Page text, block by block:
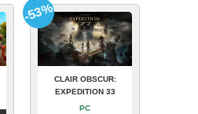
CLAIR OBSCUR:
EXPEDITION 33
PC
-53%